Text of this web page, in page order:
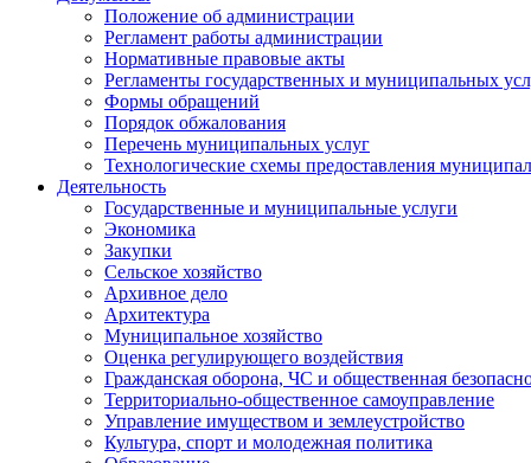
Положение об администрации
Регламент работы администрации
Нормативные правовые акты
Регламенты государственных и муниципальных
Формы обращений
Порядок обжалования
Перечень муниципальных услуг
Технологические схемы предоставления
Деятельность
Государственные и муниципальные услуги
Экономика
Закупки
Сельское хозяйство
Архивное дело
Архитектура
Муниципальное хозяйство
Оценка регулирующего воздействия
Гражданская оборона, ЧС и общественная
Территориально-общественное самоуправление
Управление имуществом и землеустройство
Культура, спорт и молодежная политика